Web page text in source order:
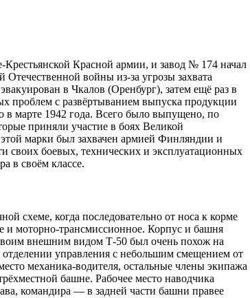
Красной армии, и завод № 174 начал
войны из-за угрозы захвата
в Чкалов (Оренбург), затем ещё раз в
проблем с развёртыванием выпуска продукции
в марте 1942 года. Всего было выпущено, по
приняли участие в боях Великой
марки был захвачен армией Финляндии и
своих боевых, технических и эксплуатационных
в своём классе.
схеме, когда последовательно от носа к корме
и моторно-трансмиссионное. Корпус и башня
внешним видом Т-50 был очень похож на
управления с небольшим смещением от
механика-водителя, остальные члены экипажа
башне. Рабочее место наводчика
командира — в задней части башни правее